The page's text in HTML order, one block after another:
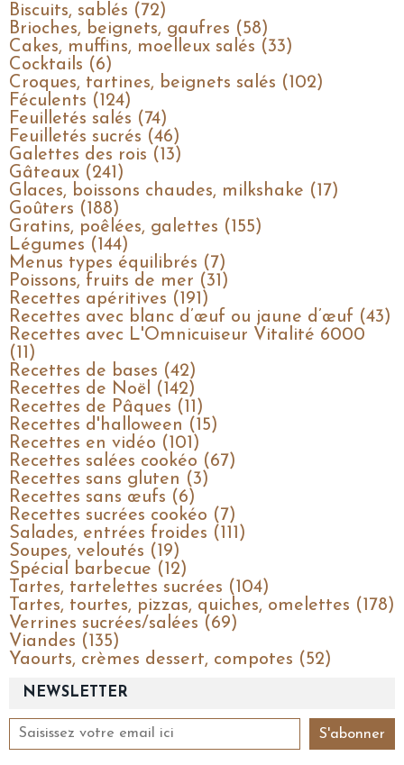
NEWSLETTER
Biscuits, sablés (72)
Brioches, beignets, gaufres (58)
Cakes, muffins, moelleux salés (33)
Cocktails (6)
Croques, tartines, beignets salés (102)
Féculents (124)
Feuilletés salés (74)
Feuilletés sucrés (46)
Galettes des rois (13)
Gâteaux (241)
Glaces, boissons chaudes, milkshake (17)
Goûters (188)
Gratins, poêlées, galettes (155)
Légumes (144)
Menus types équilibrés (7)
Poissons, fruits de mer (31)
Recettes apéritives (191)
Recettes avec blanc d’œuf ou jaune d’œuf (43)
Recettes avec L'Omnicuiseur Vitalité 6000
(11)
Recettes de bases (42)
Recettes de Noël (142)
Recettes de Pâques (11)
Recettes d'halloween (15)
Recettes en vidéo (101)
Recettes salées cookéo (67)
Recettes sans gluten (3)
Recettes sans œufs (6)
Recettes sucrées cookéo (7)
Salades, entrées froides (111)
Soupes, veloutés (19)
Spécial barbecue (12)
Tartes, tartelettes sucrées (104)
Tartes, tourtes, pizzas, quiches, omelettes (178)
Verrines sucrées/salées (69)
Viandes (135)
Yaourts, crèmes dessert, compotes (52)